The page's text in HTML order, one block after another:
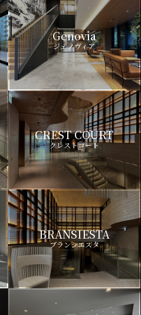
Genovia
ジェノヴィア
CREST COURT
クレストコート
BRANSIESTA
ブランシエスタ